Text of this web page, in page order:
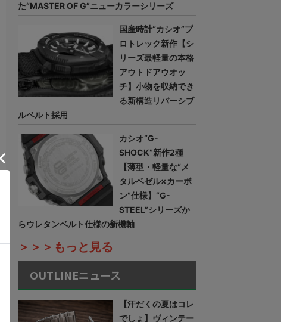
た“MASTER OF G”ニューカラーシリーズ
国産時計“カシオ”プ
ロトレック新作【シ
リーズ最軽量の本格
アウトドアウオッ
チ】小物を収納でき
る新構造リバーシブ
ルベルト採用
カシオ“G-
SHOCK”新作2種
【薄型・軽量な“メ
タルベゼル×カーボ
ン”仕様】“G-
STEEL”シリーズか
らウレタンベルト仕様の新機軸
＞＞＞もっと見る
OUTLINEニュース
【汗だくの夏はコレ
でしょ】ヴィンテー